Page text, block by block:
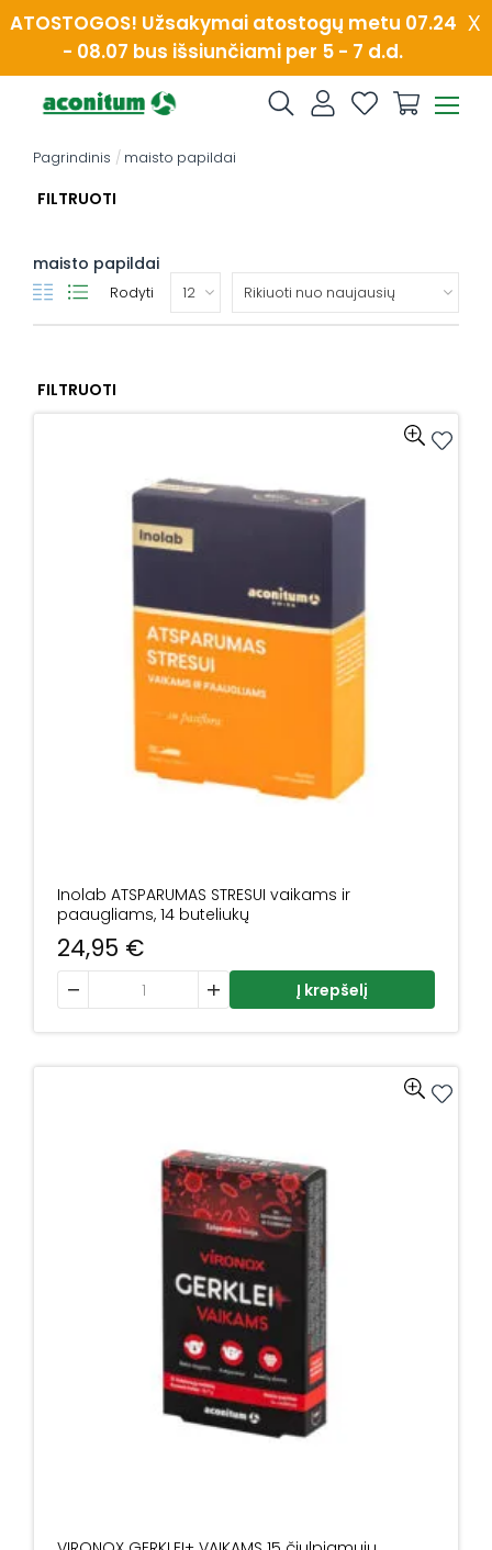
Skip
to
x
ATOSTOGOS! Užsakymai atostogų metu 07.24
- 08.07 bus išsiunčiami per 5 - 7 d.d.
Pagrindinis / maisto papildai
FILTRUOTI
maisto papildai
Rodyti
FILTRUOTI
Inolab ATSPARUMAS STRESUI vaikams ir
paaugliams, 14 buteliukų
24,95 €
produkto kiekis: Inolab ATSPARUMAS STRESUI vaikams
Į krepšelį